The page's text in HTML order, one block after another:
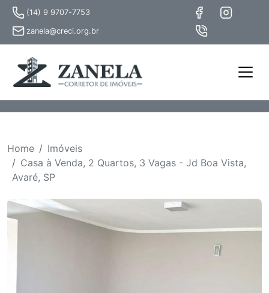
(14) 9 9707-7753
zanela@creci.org.br
Home
Imóveis
Casa à Venda, 2 Quartos, 3 Vagas - Jd Boa Vista,
Avaré, SP